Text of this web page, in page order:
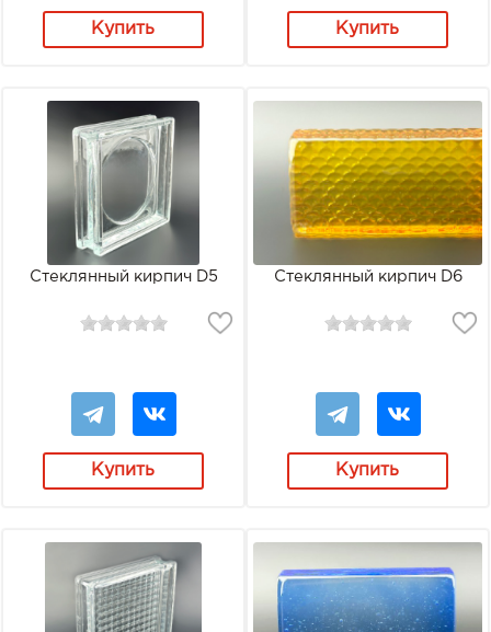
Купить Купить
Стеклянный кирпич D5
Купить
Стеклянный кирпич D6
Купить